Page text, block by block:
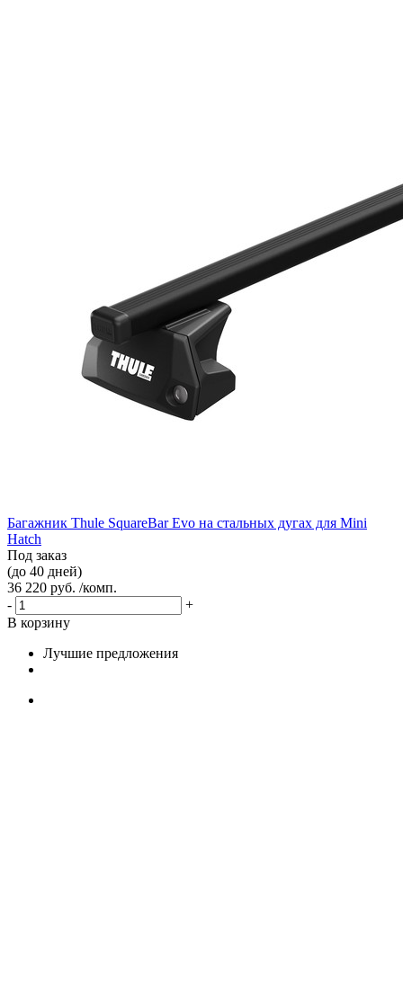
Багажник Thule SquareBar Evo на стальных дугах для Mini
Hatch
Под заказ
(до 40 дней)
36 220 руб. /комп.
-
+
В корзину
Лучшие предложения